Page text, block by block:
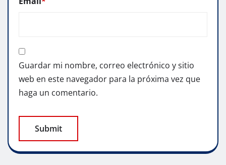
Guardar mi nombre, correo electrónico y sitio
web en este navegador para la próxima vez que
haga un comentario.